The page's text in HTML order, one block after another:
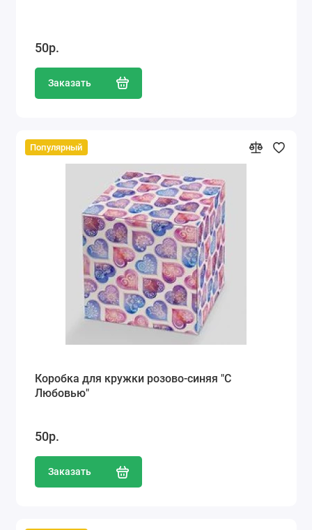
50р.
Заказать
Популярный
Коробка для кружки розово-синяя "С
Любовью"
50р.
Заказать